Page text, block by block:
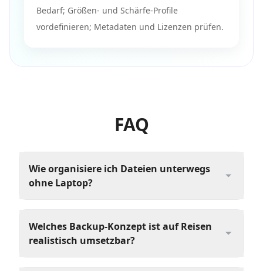
Bedarf; Größen- und Schärfe-Profile
vordefinieren; Metadaten und Lizenzen prüfen.
FAQ
Wie organisiere ich Dateien unterwegs
ohne Laptop?
Welches Backup-Konzept ist auf Reisen
realistisch umsetzbar?